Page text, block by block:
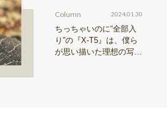
Column 2024.01.30
ちっちゃいのに“全部入
り”の『X-T5』は、僕ら
が思い描いた理想の写真